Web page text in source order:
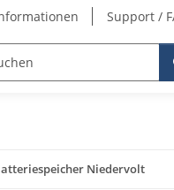
Support /
Niedervolt